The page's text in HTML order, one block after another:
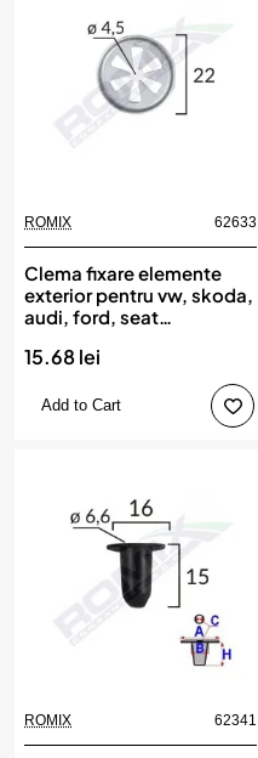
ROMIX 62633
Clema fixare elemente
exterior pentru vw, skoda,
audi, ford, seat
ROMIX
15.68 lei
Add to Cart
ROMIX 62341